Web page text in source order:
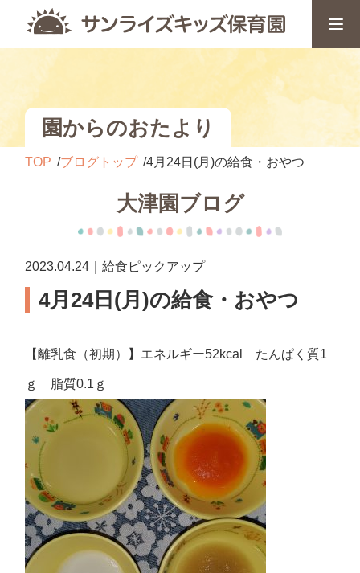
園からのおたより
TOP ブログトップ 4月24日(月)の給食・おやつ
大津園ブログ
2023.04.24｜給食ピックアップ
4月24日(月)の給食・おやつ
【離乳食（初期）】エネルギー52kcal たんぱく質1
ｇ 脂質0.1ｇ